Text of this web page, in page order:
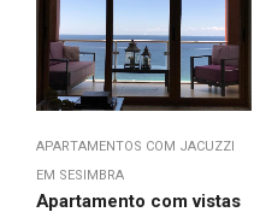
APARTAMENTOS COM JACUZZI
EM SESIMBRA
Apartamento com vistas